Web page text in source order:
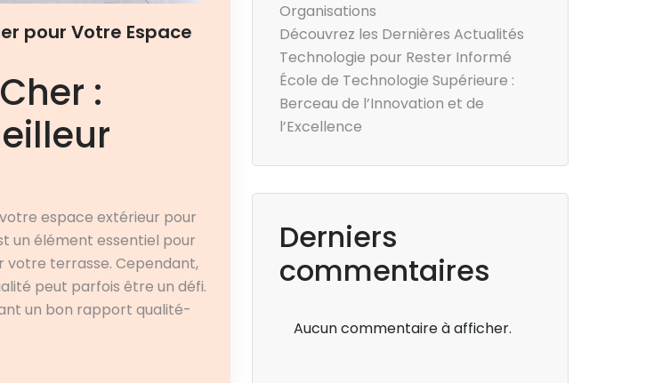
pour Votre Espace
:
espace extérieur pour
un élément essentiel pour
votre terrasse. Cependant,
peut parfois être un défi.
un bon rapport qualité-
Organisations
Découvrez les Dernières Actualités
Technologie pour Rester Informé
École de Technologie Supérieure :
Berceau de l’Innovation et de
l’Excellence
Derniers
commentaires
Aucun commentaire à afficher.